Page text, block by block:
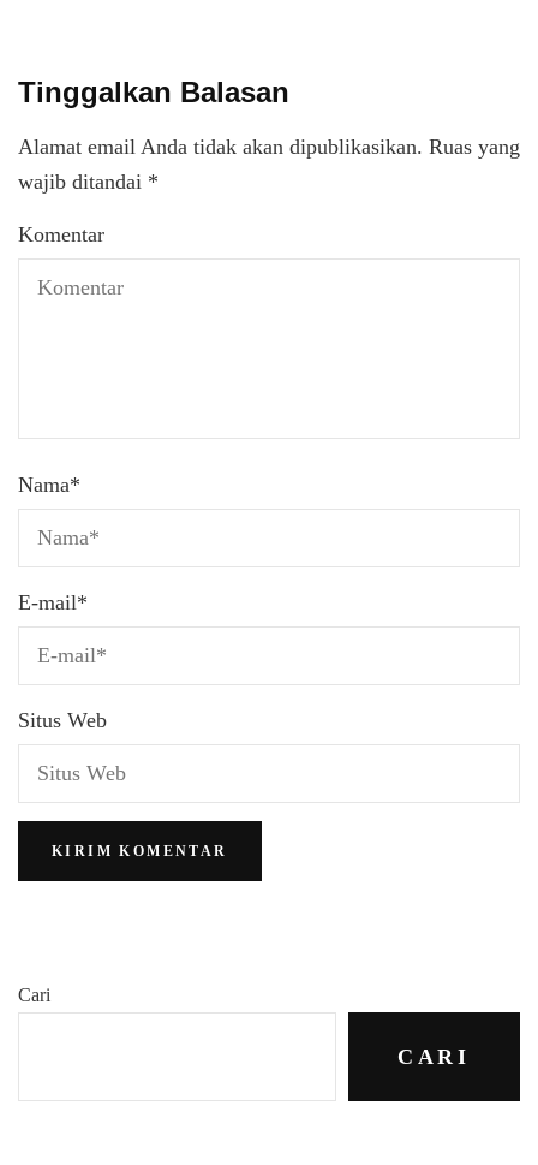
Tinggalkan Balasan
Alamat email Anda tidak akan dipublikasikan. Ruas yang
wajib ditandai *
Komentar
Nama*
E-mail*
Situs Web
Cari
CARI